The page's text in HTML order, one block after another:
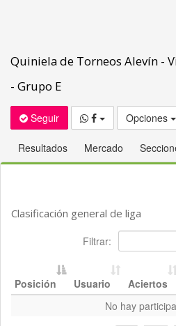
Quiniela de Torneos Alevín -
- Grupo E
Seguir Opciones
Resultados Mercado
Clasificación general de liga
Filtrar:
Posición Usuario Aciertos
No hay